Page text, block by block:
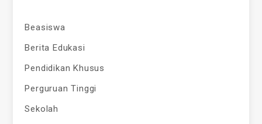
Beasiswa
Berita Edukasi
Pendidikan Khusus
Perguruan Tinggi
Sekolah